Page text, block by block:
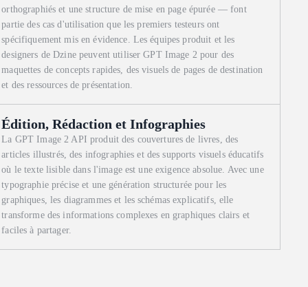
orthographiés et une structure de mise en page épurée — font
partie des cas d'utilisation que les premiers testeurs ont
spécifiquement mis en évidence. Les équipes produit et les
designers de Dzine peuvent utiliser GPT Image 2 pour des
maquettes de concepts rapides, des visuels de pages de destination
et des ressources de présentation.
Édition, Rédaction et Infographies
La GPT Image 2 API produit des couvertures de livres, des
articles illustrés, des infographies et des supports visuels éducatifs
où le texte lisible dans l'image est une exigence absolue. Avec une
typographie précise et une génération structurée pour les
graphiques, les diagrammes et les schémas explicatifs, elle
transforme des informations complexes en graphiques clairs et
faciles à partager.